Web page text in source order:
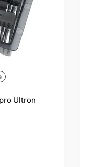
Ultron